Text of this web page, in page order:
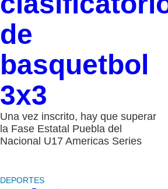
de
basquetbol
3x3
Una vez inscrito, hay que superar
la Fase Estatal Puebla del
Nacional U17 Americas Series
DEPORTES